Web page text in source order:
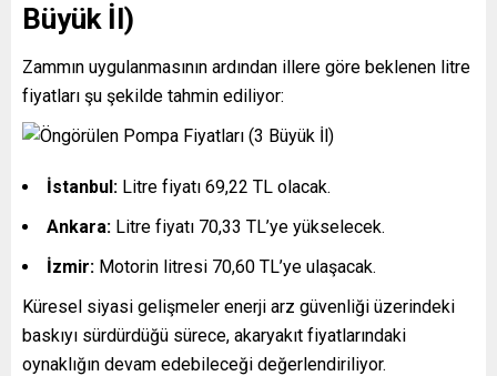
Büyük İl)
Zammın uygulanmasının ardından illere göre beklenen litre
fiyatları şu şekilde tahmin ediliyor:
İstanbul: Litre fiyatı 69,22 TL olacak.
Ankara: Litre fiyatı 70,33 TL’ye yükselecek.
İzmir: Motorin litresi 70,60 TL’ye ulaşacak.
Küresel siyasi gelişmeler enerji arz güvenliği üzerindeki
baskıyı sürdürdüğü sürece, akaryakıt fiyatlarındaki
oynaklığın devam edebileceği değerlendiriliyor.